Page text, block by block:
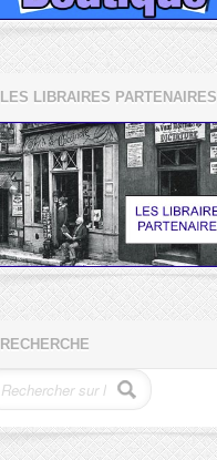
LES LIBRAIRES PARTENAIRES
RECHERCHE